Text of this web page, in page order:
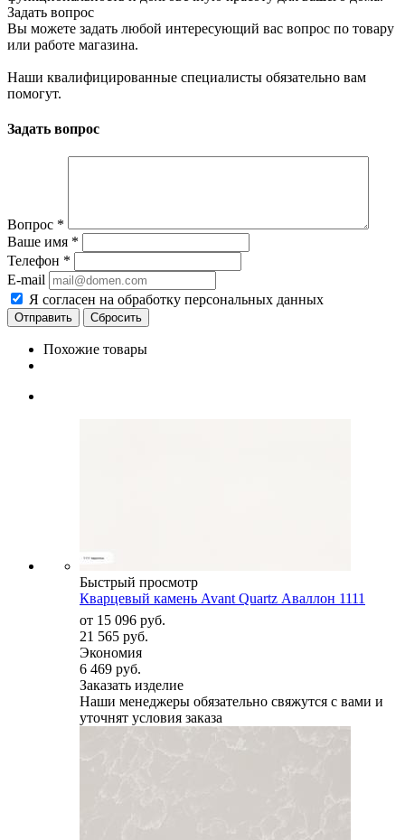
Задать вопрос
Вы можете задать любой интересующий вас вопрос по товару
или работе магазина.
Наши квалифицированные специалисты обязательно вам
помогут.
Задать вопрос
Вопрос *
Ваше имя *
Телефон *
E-mail
Я согласен на обработку персональных данных
Сбросить
Похожие товары
Быстрый просмотр
Кварцевый камень Avant Quartz Аваллон 1111
от 15 096 руб.
21 565 руб.
Экономия
6 469 руб.
Заказать изделие
Наши менеджеры обязательно свяжутся с вами и
уточнят условия заказа